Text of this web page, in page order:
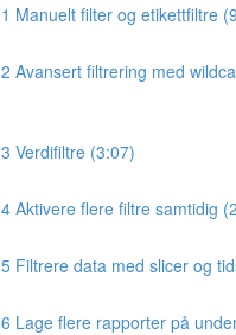
Manuelt filter og etikettfiltre
Avansert filtrering med
Verdifiltre (3:07)
Aktivere flere filtre samtidig
Filtrere data med slicer og
Lage flere rapporter på